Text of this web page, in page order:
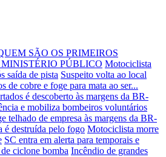
SÃO OS PRIMEIROS
PÚBLICO Motociclista
saída de pista Suspeito volta ao local
de cobre e foge para mata ao ser...
é descoberto às margens da BR-
e mobiliza bombeiros voluntários
telhado de empresa às margens da BR-
é destruída pelo fogo Motociclista morre
SC entra em alerta para temporais e
ciclone bomba Incêndio de grandes